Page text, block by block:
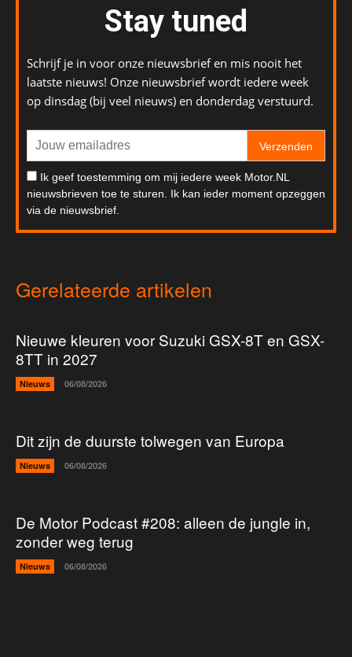
Stay tuned
Schrijf je in voor onze nieuwsbrief en mis nooit het
laatste nieuws! Onze nieuwsbrief wordt iedere week
op dinsdag (bij veel nieuws) en donderdag verstuurd.
Verzenden
Ik geef toestemming om mij iedere week Motor.NL
nieuwsbrieven toe te sturen. Ik kan ieder moment opzeggen
via de nieuwsbrief.
Gerelateerde artikelen
Nieuwe kleuren voor Suzuki GSX-8T en GSX-
8TT in 2027
Nieuws 06/08/2026
Dit zijn de duurste tolwegen van Europa
Nieuws 06/08/2026
De Motor Podcast #208: alleen de jungle in,
zonder weg terug
Nieuws 06/08/2026